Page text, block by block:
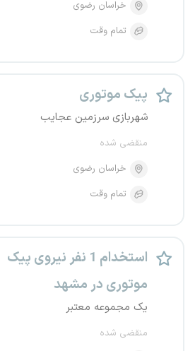
خراسان رضوی
تمام وقت
پیک موتوری
شهربازی سرزمین عجایب
منقضی شده
خراسان رضوی
تمام وقت
استخدام 1 نفر نیروی پیک
موتوری در مشهد
یک مجموعه معتبر
منقضی شده